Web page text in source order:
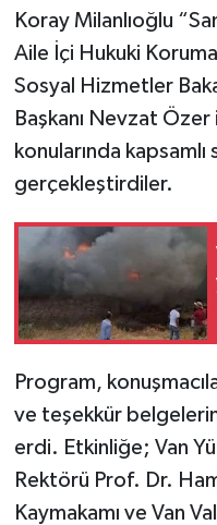
Koray Milanlıoğlu
Aile İçi Hukuki
Sosyal Hizmetler
Başkanı Nevzat Özer
konularında kapsamlı
gerçekleştirdiler.
Program,
ve teşekkür
erdi. Etkinliğe; Van
Rektörü Prof. Dr.
Kaymakamı ve Van